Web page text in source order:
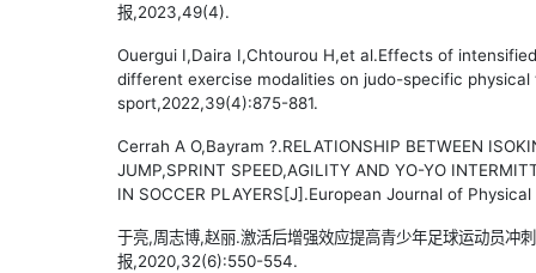
报,2023,49(4).
Ouergui I,Daira I,Chtourou H,et al.Effects of
different exercise modalities on judo-specific
sport,2022,39(4):875-881.
Cerrah A O,Bayram ?.RELATIONSHIP BETWEEN
JUMP,SPRINT SPEED,AGILITY AND YO-YO
IN SOCCER PLAYERS[J].European Journal of
于亮,周志博,赵丽.激活后增强效应提高青少年足球运动员冲
报,2020,32(6):550-554.